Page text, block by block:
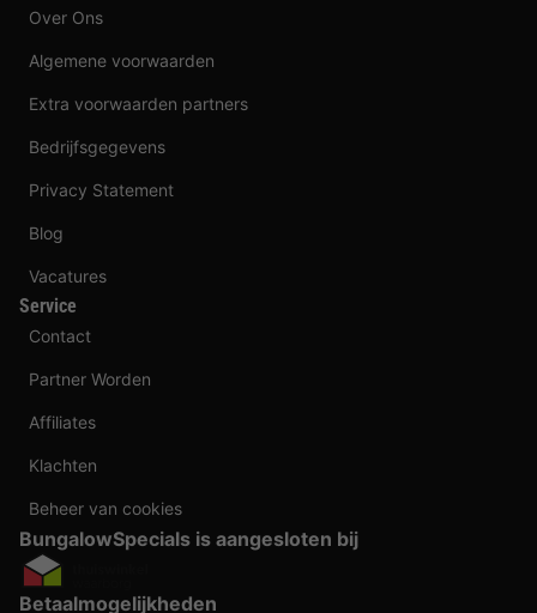
Over Ons
Algemene voorwaarden
Extra voorwaarden partners
Bedrijfsgegevens
Privacy Statement
Blog
Vacatures
Service
Contact
Partner Worden
Affiliates
Klachten
Beheer van cookies
BungalowSpecials is aangesloten bij
Betaalmogelijkheden